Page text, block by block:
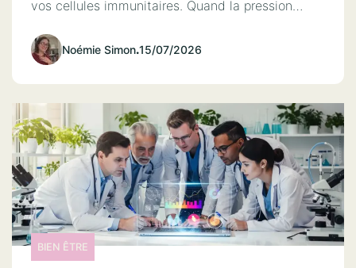
vos cellules immunitaires. Quand la pression…
Noémie Simon.15/07/2026
BIEN ÊTRE